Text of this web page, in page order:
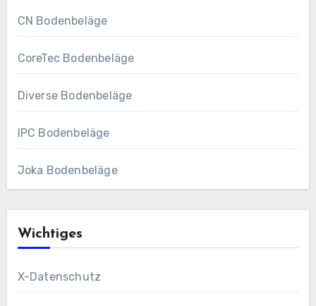
CN Bodenbeläge
CoreTec Bodenbeläge
Diverse Bodenbeläge
IPC Bodenbeläge
Joka Bodenbeläge
Wichtiges
X-Datenschutz